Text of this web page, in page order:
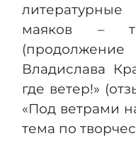
маяков –
Владислава
где ветер!»
«Под ветрами
тема по